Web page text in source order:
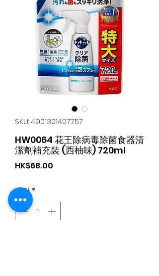
SKU: 4901301407757
HW0064 花王除病毒除菌食器清
潔劑補充裝 (西柚味) 720ml
HK$68.00
수량*